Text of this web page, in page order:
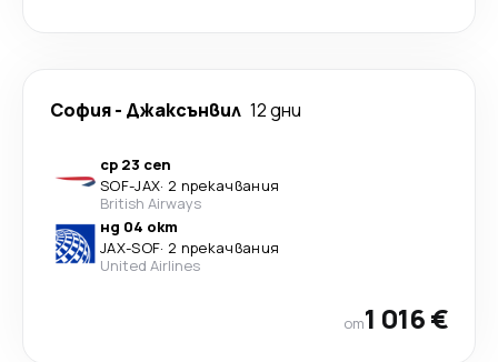
София- Джаксънвил 12 дни
ср 23 сеп
SOF-JAX· 2 прекачвания
British Airways
нд 04 окт
JAX-SOF· 2 прекачвания
United Airlines
от1 016 €